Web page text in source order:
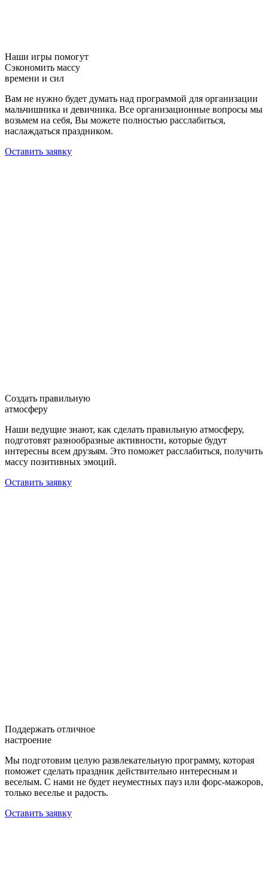
Наши игры помогут
Сэкономить массу
времени и сил
Вам не нужно будет думать над программой для организации
мальчишника и девичника. Все организационные вопросы мы
возьмем на себя, Вы можете полностью расслабиться,
наслаждаться праздником.
Оставить заявку
Создать правильную
атмосферу
Наши ведущие знают, как сделать правильную атмосферу,
подготовят разнообразные активности, которые будут
интересны всем друзьям. Это поможет расслабиться, получить
массу позитивных эмоций.
Оставить заявку
Поддержать отличное
настроение
Мы подготовим целую развлекательную программу, которая
поможет сделать праздник действительно интересным и
веселым. С нами не будет неуместных пауз или форс-мажоров,
только веселье и радость.
Оставить заявку